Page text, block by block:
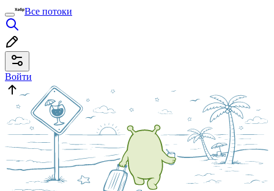
Все потоки
Войти